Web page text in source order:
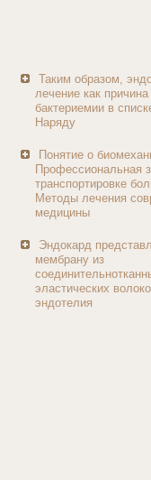
Таким образом,
лечение как
бактериемии в
Наряду
Понятие о
Профессиональная
транспортировке
Методы лечения
медицины
Эндокард
мембрану из
эластических
эндотелия